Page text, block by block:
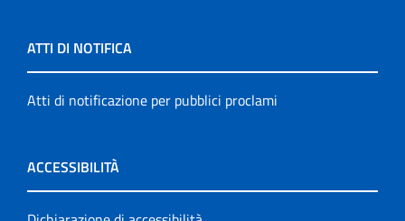
ATTI DI NOTIFICA
Atti di notificazione per pubblici proclami
ACCESSIBILITÀ